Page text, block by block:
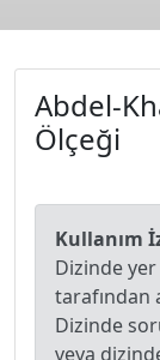
Abdel-
Ölçeği
Kullanım
Dizinde
tarafından
Dizinde
veya